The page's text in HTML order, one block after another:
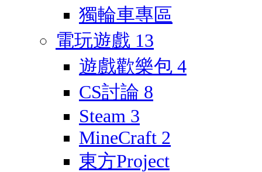
獨輪車專區
電玩遊戲 13
遊戲歡樂包 4
CS討論 8
Steam 3
MineCraft 2
東方Project